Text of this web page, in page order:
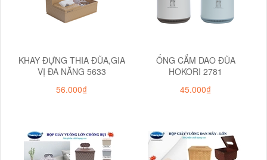
KHAY ĐỰNG THIA ĐŨA,GIA
VỊ ĐA NĂNG 5633
56.000₫
ỐNG CẮM DAO ĐŨA
HOKORI 2781
45.000₫